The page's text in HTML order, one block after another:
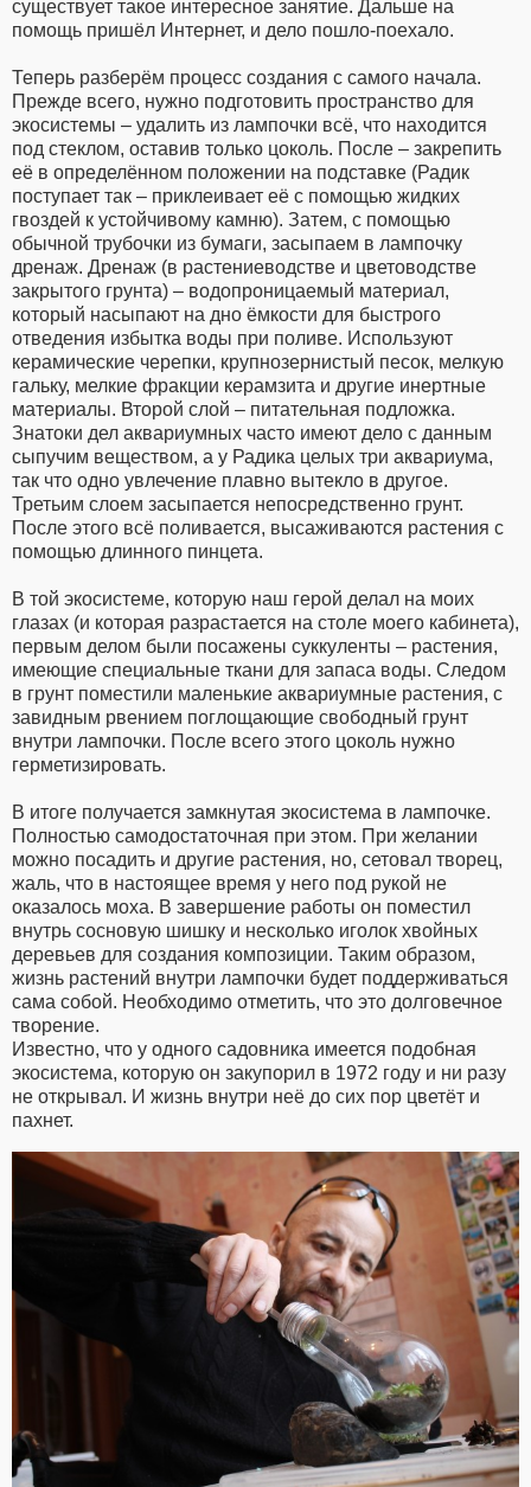
существует такое интересное занятие. Дальше на
помощь пришёл Интернет, и дело пошло-поехало.
Теперь разберём процесс создания с самого начала.
Прежде всего, нужно подготовить пространство для
экосистемы – удалить из лампочки всё, что находится
под стеклом, оставив только цоколь. После – закрепить
её в определённом положении на подставке (Радик
поступает так – приклеивает её с помощью жидких
гвоздей к устойчивому камню). Затем, с помощью
обычной трубочки из бумаги, засыпаем в лампочку
дренаж. Дренаж (в растениеводстве и цветоводстве
закрытого грунта) – водопроницаемый материал,
который насыпают на дно ёмкости для быстрого
отведения избытка воды при поливе. Используют
керамические черепки, крупнозернистый песок, мелкую
гальку, мелкие фракции керамзита и другие инертные
материалы. Второй слой – питательная подложка.
Знатоки дел аквариумных часто имеют дело с данным
сыпучим веществом, а у Радика целых три аквариума,
так что одно увлечение плавно вытекло в другое.
Третьим слоем засыпается непосредственно грунт.
После этого всё поливается, высаживаются растения с
помощью длинного пинцета.
В той экосистеме, которую наш герой делал на моих
глазах (и которая разрастается на столе моего кабинета),
первым делом были посажены суккуленты – растения,
имеющие специальные ткани для запаса воды. Следом
в грунт поместили маленькие аквариумные растения, с
завидным рвением поглощающие свободный грунт
внутри лампочки. После всего этого цоколь нужно
герметизировать.
В итоге получается замкнутая экосистема в лампочке.
Полностью самодостаточная при этом. При желании
можно посадить и другие растения, но, сетовал творец,
жаль, что в настоящее время у него под рукой не
оказалось моха. В завершение работы он поместил
внутрь сосновую шишку и несколько иголок хвойных
деревьев для создания композиции. Таким образом,
жизнь растений внутри лампочки будет поддерживаться
сама собой. Необходимо отметить, что это долговечное
творение.
Известно, что у одного садовника имеется подобная
экосистема, которую он закупорил в 1972 году и ни разу
не открывал. И жизнь внутри неё до сих пор цветёт и
пахнет.